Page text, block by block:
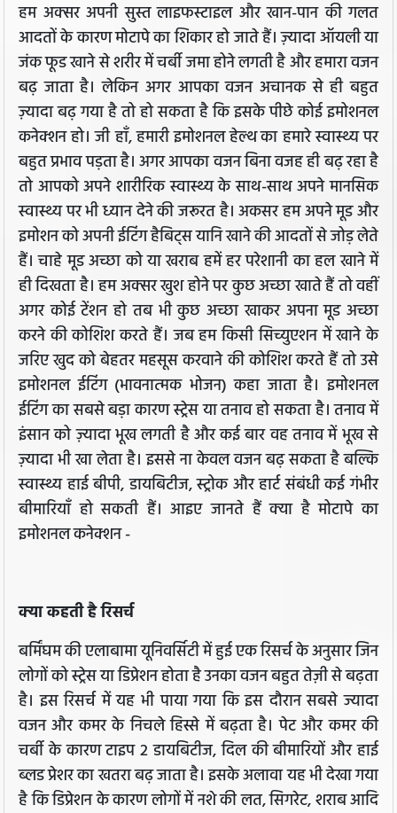
हम अक्सर अपनी सुस्त लाइफस्टाइल और खान-पान की गलत
आदतों के कारण मोटापे का शिकार हो जाते हैं। ज़्यादा ऑयली या
जंक फूड खाने से शरीर में चर्बी जमा होने लगती है और हमारा वजन
बढ़ जाता है। लेकिन अगर आपका वजन अचानक से ही बहुत
ज़्यादा बढ़ गया है तो हो सकता है कि इसके पीछे कोई इमोशनल
कनेक्शन हो। जी हाँ, हमारी इमोशनल हेल्थ का हमारे स्वास्थ्य पर
बहुत प्रभाव पड़ता है। अगर आपका वजन बिना वजह ही बढ़ रहा है
तो आपको अपने शारीरिक स्वास्थ्य के साथ-साथ अपने मानसिक
स्वास्थ्य पर भी ध्यान देने की जरूरत है। अकसर हम अपने मूड और
इमोशन को अपनी ईटिंग हैबिट्स यानि खाने की आदतों से जोड़ लेते
हैं। चाहे मूड अच्छा को या खराब हमें हर परेशानी का हल खाने में
ही दिखता है। हम अक्सर खुश होने पर कुछ अच्छा खाते हैं तो वहीं
अगर कोई टेंशन हो तब भी कुछ अच्छा खाकर अपना मूड अच्छा
करने की कोशिश करते हैं। जब हम किसी सिच्युएशन में खाने के
जरिए खुद को बेहतर महसूस करवाने की कोशिश करते हैं तो उसे
इमोशनल ईटिंग (भावनात्मक भोजन) कहा जाता है। इमोशनल
ईटिंग का सबसे बड़ा कारण स्ट्रेस या तनाव हो सकता है। तनाव में
इंसान को ज़्यादा भूख लगती है और कई बार वह तनाव में भूख से
ज़्यादा भी खा लेता है। इससे ना केवल वजन बढ़ सकता है बल्कि
स्वास्थ्य हाई बीपी, डायबिटीज, स्ट्रोक और हार्ट संबंधी कई गंभीर
बीमारियाँ हो सकती हैं। आइए जानते हैं क्या है मोटापे का
इमोशनल कनेक्शन -
क्या कहती है रिसर्च
बर्मिंघम की एलाबामा यूनिवर्सिटी में हुई एक रिसर्च के अनुसार जिन
लोगों को स्ट्रेस या डिप्रेशन होता है उनका वजन बहुत तेज़ी से बढ़ता
है। इस रिसर्च में यह भी पाया गया कि इस दौरान सबसे ज्यादा
वजन और कमर के निचले हिस्से में बढ़ता है। पेट और कमर की
चर्बी के कारण टाइप 2 डायबिटीज, दिल की बीमारियों और हाई
ब्लड प्रेशर का खतरा बढ़ जाता है। इसके अलावा यह भी देखा गया
है कि डिप्रेशन के कारण लोगों में नशे की लत, सिगरेट, शराब आदि